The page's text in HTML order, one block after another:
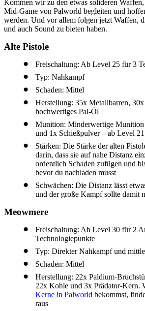
Kommen wir zu den etwas solideren
Mid-Game von Palworld begleiten und
werden. Und vor allem folgen jetzt Waffen,
und auch Sound zu bieten haben.
Alte Pistole
Freischaltung: Ab Level 25 für 3
Typ: Nahkampf
Schaden: Mittel
Herstellung: 35x Metallbarren,
hochwertiges Pal-Öl
Munition: Minderwertige Munition
und 1x Schießpulver – ab Level 21
Stärken: Die Stärke der alten
darin, dass sie auf nahe Distanz
ordentlich Schaden zufügen und
bevor du nachladen musst
Schwächen: Die Distanz lässt
und der große Kampf sollte damit
Meowmere
Freischaltung: Ab Level 30 für 2
Technologiepunkte
Typ: Direkter Nahkampf und
Schaden: Mittel
Herstellung: 22x Paldium-
22x Kohle und 3x Prädator-Kern.
Kerne in Palworld bekommst,
raus